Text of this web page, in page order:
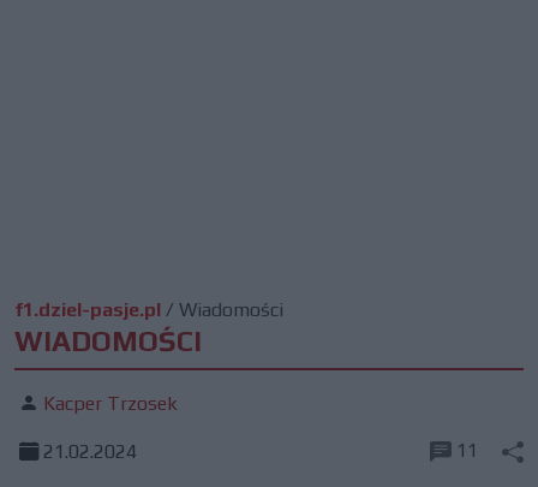
f1.dziel-pasje.pl / Wiadomości
WIADOMOŚCI
Kacper Trzosek
21.02.2024 11